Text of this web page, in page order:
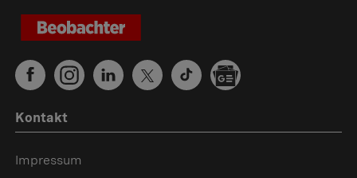
Kontakt
Impressum